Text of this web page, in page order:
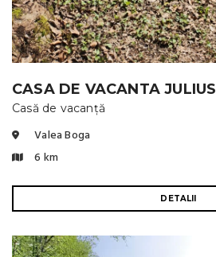
CASA DE VACANTA JULIUS
Casă de vacanță
Valea Boga
6 km
DETALII